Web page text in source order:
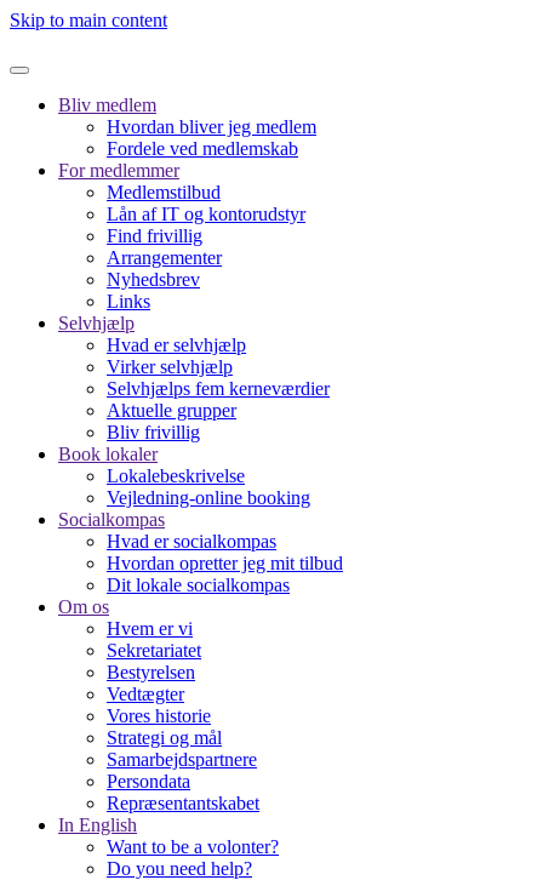
Skip to main content
Bliv medlem
Hvordan bliver jeg medlem
Fordele ved medlemskab
For medlemmer
Medlemstilbud
Lån af IT og kontorudstyr
Find frivillig
Arrangementer
Nyhedsbrev
Links
Selvhjælp
Hvad er selvhjælp
Virker selvhjælp
Selvhjælps fem kerneværdier
Aktuelle grupper
Bliv frivillig
Book lokaler
Lokalebeskrivelse
Vejledning-online booking
Socialkompas
Hvad er socialkompas
Hvordan opretter jeg mit tilbud
Dit lokale socialkompas
Om os
Hvem er vi
Sekretariatet
Bestyrelsen
Vedtægter
Vores historie
Strategi og mål
Samarbejdspartnere
Persondata
Repræsentantskabet
In English
Want to be a volonter?
Do you need help?